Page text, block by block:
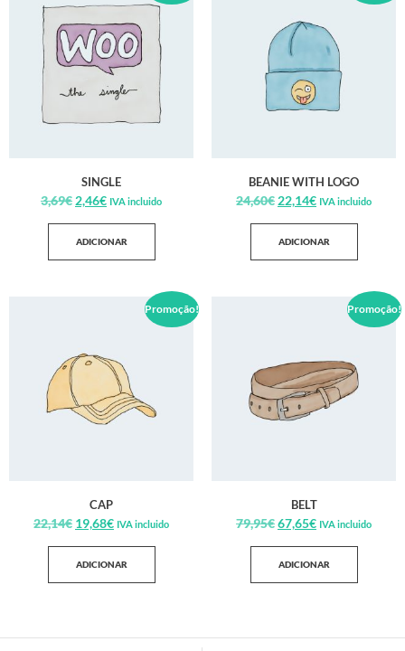
SINGLE
3,69€ 2,46€ IVA incluido
ADICIONAR
BEANIE WITH LOGO
24,60€ 22,14€ IVA incluido
ADICIONAR
Promoção!
CAP
22,14€ 19,68€ IVA incluido
ADICIONAR
Promoção!
BELT
79,95€67,65€ IVA incluido
ADICIONAR